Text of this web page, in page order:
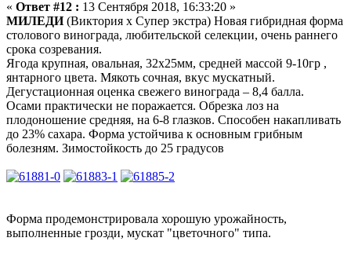
« Ответ #12 : 13 Сентября 2018, 16:33:20 »
МИЛЕДИ(Виктория х Супер экстра) Новая гибридная форма
столового винограда, любительской селекции, очень раннего
срока созревания.
Ягода крупная, овальная, 32х25мм, средней массой 9-10гр ,
янтарного цвета. Мякоть сочная, вкус мускатный.
Дегустационная оценка свежего винограда – 8,4 балла.
Осами практически не поражается. Обрезка лоз на
плодоношение средняя, на 6-8 глазков. Способен накапливать
до 23% сахара. Форма устойчива к основным грибным
болезням. Зимостойкость до 25 градусов
Форма продемонстрировала хорошую урожайность,
выполненные грозди, мускат "цветочного" типа.